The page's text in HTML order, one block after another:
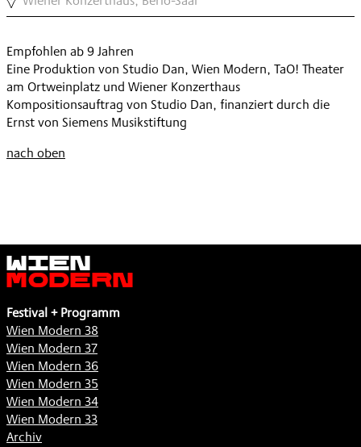
IST
ZEIT
,
OMELCHUK:
IST
ZEIT
SCHULKONZERT
,
Empfohlen ab 9 Jahren
Eine Produktion von Studio Dan, Wien Modern, TaO! Theater
am Ortweinplatz und Wiener Konzerthaus
Kompositionsauftrag von Studio Dan, finanziert durch die
Ernst von Siemens Musikstiftung
nach oben
Wien
Modern
Festival + Programm
Wien Modern 38
Wien Modern 37
Wien Modern 36
Wien Modern 35
Wien Modern 34
Wien Modern 33
Archiv